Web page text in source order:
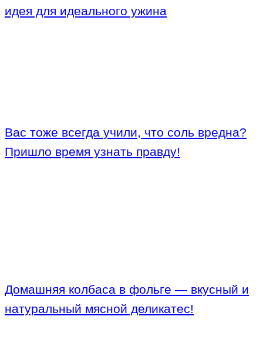
идея для идеального ужина
Вас тоже всегда учили, что соль вредна?
Пришло время узнать правду!
Домашняя колбаса в фольге — вкусный и
натуральный мясной деликатес!